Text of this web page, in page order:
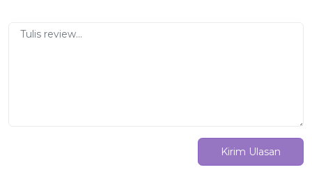
Kirim Ulasan